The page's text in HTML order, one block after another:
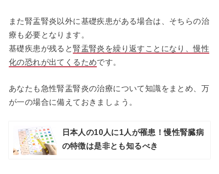
また腎盂腎炎以外に基礎疾患がある場合は、そちらの治
療も必要となります。
基礎疾患が残ると腎盂腎炎を繰り返すことになり、慢性
化の恐れが出てくるためです。
あなたも急性腎盂腎炎の治療について知識をまとめ、万
が一の場合に備えておきましょう。
日本人の10人に1人が罹患！慢性腎臓病
の特徴は是非とも知るべき